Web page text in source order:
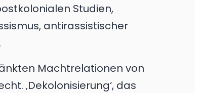
Studien,
antirassistischer
Machtrelationen von
‚Dekolonisierung‘, das